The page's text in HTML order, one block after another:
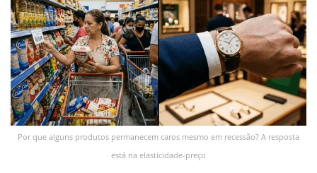
Por que alguns produtos permanecem caros mesmo em recessão? A resposta
está na elasticidade-preço